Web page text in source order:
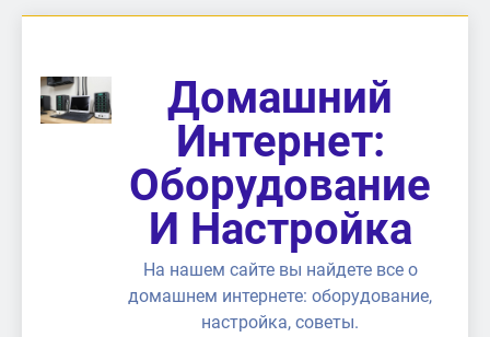
содержимому
Домашний
Интернет:
Оборудование
И Настройка
На нашем сайте вы найдете все о
домашнем интернете: оборудование,
настройка, советы.